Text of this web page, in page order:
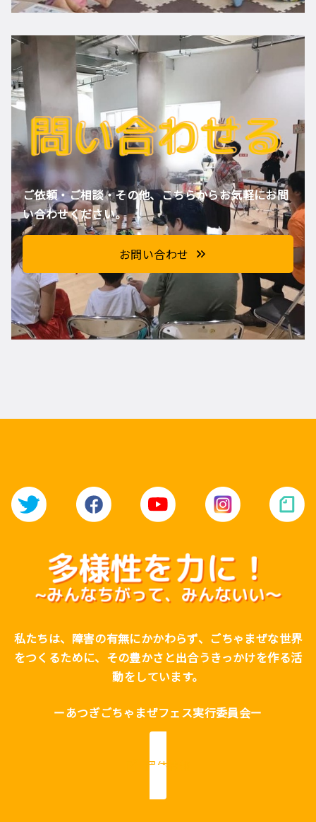
ご依頼・ご相談・その他、こちらからお気軽にお問
い合わせください。
お問い合わせ
私たちは、障害の有無にかかわらず、ごちゃまぜな世界
をつくるために、その豊かさと出合うきっかけを作る活
動をしています。
ーあつぎごちゃまぜフェス実行委員会ー
団体情報